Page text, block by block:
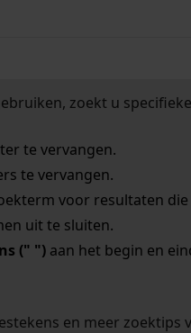
zoekt u
te vervangen.
te vervangen.
voor resultaten die
uit te sluiten.
(" ")aan het begin en
en meer zoektips